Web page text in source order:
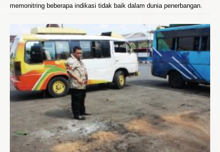
memonitring beberapa indikasi tidak baik dalam dunia penerbangan.